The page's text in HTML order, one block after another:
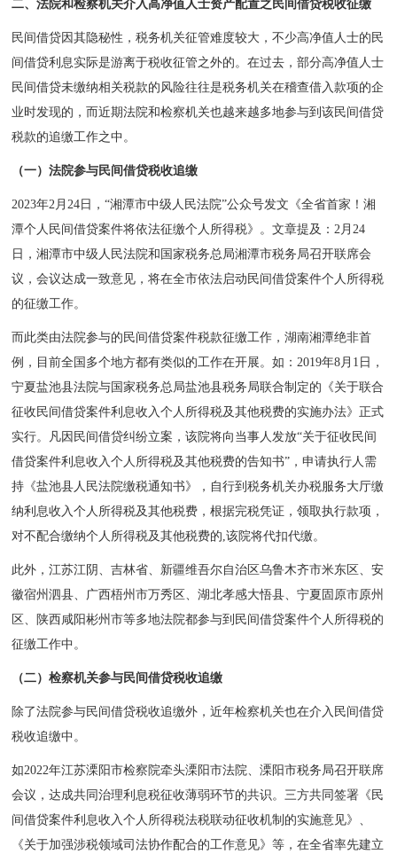
二、法院和检察机关介入高净值人士资产配置之民间借贷税收征缴
民间借贷因其隐秘性，税务机关征管难度较大，不少高净值人士的民
间借贷利息实际是游离于税收征管之外的。在过去，部分高净值人士
民间借贷未缴纳相关税款的风险往往是税务机关在稽查借入款项的企
业时发现的，而近期法院和检察机关也越来越多地参与到该民间借贷
税款的追缴工作之中。
（一）法院参与民间借贷税收追缴
2023年2月24日，“湘潭市中级人民法院”公众号发文《全省首家！湘
潭个人民间借贷案件将依法征缴个人所得税》。文章提及：2月24
日，湘潭市中级人民法院和国家税务总局湘潭市税务局召开联席会
议，会议达成一致意见，将在全市依法启动民间借贷案件个人所得税
的征缴工作。
而此类由法院参与的民间借贷案件税款征缴工作，湖南湘潭绝非首
例，目前全国多个地方都有类似的工作在开展。如：2019年8月1日，
宁夏盐池县法院与国家税务总局盐池县税务局联合制定的《关于联合
征收民间借贷案件利息收入个人所得税及其他税费的实施办法》正式
实行。凡因民间借贷纠纷立案，该院将向当事人发放“关于征收民间
借贷案件利息收入个人所得税及其他税费的告知书”，申请执行人需
持《盐池县人民法院缴税通知书》，自行到税务机关办税服务大厅缴
纳利息收入个人所得税及其他税费，根据完税凭证，领取执行款项，
对不配合缴纳个人所得税及其他税费的,该院将代扣代缴。
此外，江苏江阴、吉林省、新疆维吾尔自治区乌鲁木齐市米东区、安
徽宿州泗县、广西梧州市万秀区、湖北孝感大悟县、宁夏固原市原州
区、陕西咸阳彬州市等多地法院都参与到民间借贷案件个人所得税的
征缴工作中。
（二）检察机关参与民间借贷税收追缴
除了法院参与民间借贷税收追缴外，近年检察机关也在介入民间借贷
税收追缴中。
如2022年江苏溧阳市检察院牵头溧阳市法院、溧阳市税务局召开联席
会议，达成共同治理利息税征收薄弱环节的共识。三方共同签署《民
间借贷案件利息收入个人所得税法税联动征收机制的实施意见》、
《关于加强涉税领域司法协作配合的工作意见》等，在全省率先建立